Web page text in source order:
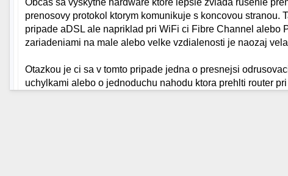
prenosovy protokol ktorym komunikuje s koncovou stranou.
pripade aDSL ale napriklad pri WiFi ci Fibre Channel alebo
zariadeniami na male alebo velke vzdialenosti je naozaj
Otazkou je ci sa v tomto pripade jedna o presnejsi
uchylkami alebo o jednoduchu nahodu ktora prehlti router